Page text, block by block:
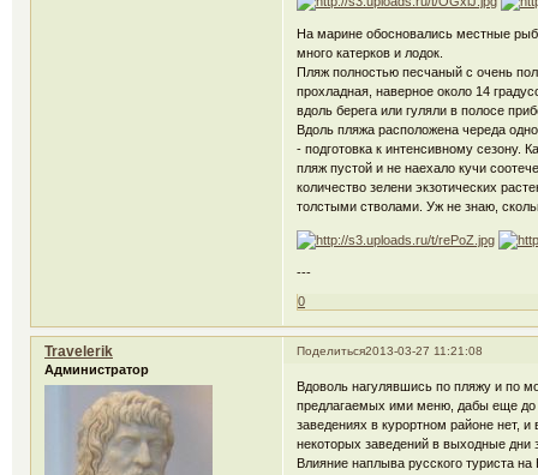
На марине обосновались местные
много катерков и лодок.
Пляж полностью песчаный с очень
прохладная, наверное около 14
вдоль берега или гуляли в полосе
Вдоль пляжа расположена череда
- подготовка к интенсивному сезону.
пляж пустой и не наехало кучи
количество зелени экзотических
толстыми стволами. Уж не знаю,
---
0
Поделиться2013-03-27 11:21:08
Travelerik
Администратор
Вдоволь нагулявшись по пляжу и по
предлагаемых ими меню, дабы еще до
заведениях в курортном районе нет,
некоторых заведений в выходные дни
Влияние наплыва русского туриста